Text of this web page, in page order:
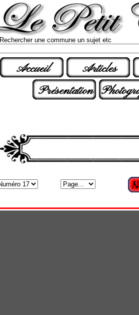
Rechercher une commune un sujet etc
Accueil Articles
Présentation